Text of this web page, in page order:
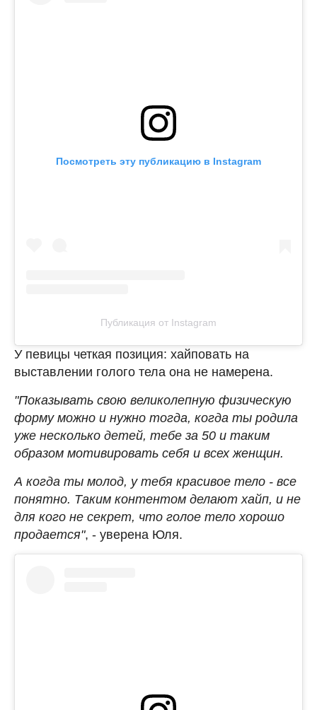
Посмотреть эту публикацию в Instagram
Публикация от Instagram
У певицы четкая позиция: хайповать на
выставлении голого тела она не намерена.
"Показывать свою великолепную физическую
форму можно и нужно тогда, когда ты родила
уже несколько детей, тебе за 50 и таким
образом мотивировать себя и всех женщин.
А когда ты молод, у тебя красивое тело - все
понятно. Таким контентом делают хайп, и не
для кого не секрет, что голое тело хорошо
продается", - уверена Юля.